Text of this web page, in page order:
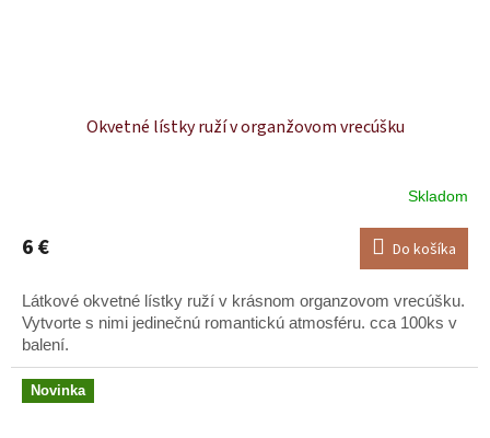
Okvetné lístky ruží v organžovom vrecúšku
Skladom
6 € Do košíka
Látkové okvetné lístky ruží v krásnom organzovom vrecúšku.
Vytvorte s nimi jedinečnú romantickú atmosféru. cca 100ks v
balení.
Novinka